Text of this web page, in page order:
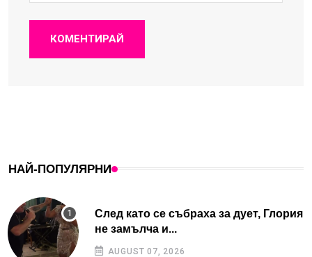
КОМЕНТИРАЙ
НАЙ-ПОПУЛЯРНИ
След като се събраха за дует, Глория
не замълча и...
AUGUST 07, 2026